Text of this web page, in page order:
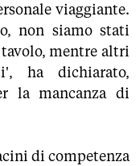
viaggiante.
non siamo stati
mentre altri
ha dichiarato,
la mancanza di
di competenza